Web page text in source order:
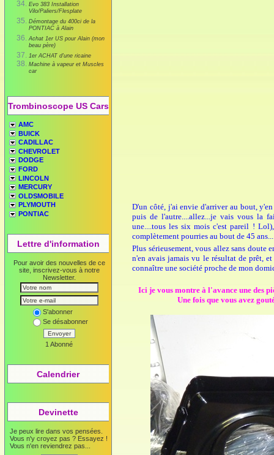
Evo 383 Installation
Vilo/Paliers/Flesplate
Démontage du 400ci de la
PONTIAC à Alain
Achat 1er US pour Alain (mon
beau père)
1er ACHAT d'une ricaine
Machine à vapeur et Muscles
car
Trombinoscope US Cars
AMC
BUICK
CADILLAC
CHEVROLET
DODGE
FORD
LINCOLN
MERCURY
OLDSMOBILE
PLYMOUTH
PONTIAC
Lettre d'information
Pour avoir des nouvelles de ce
site, inscrivez-vous à notre
Newsletter.
S'abonner
Se désabonner
Envoyer
1 Abonné
Calendrier
Devinette
Je peux lire dans vos pensées.
Vous n'y croyez pas ? Essayez !
Vous n'en reviendrez pas...
D'un côté, j'ai envie d'arriver au bout,
puis de l'autre....allez...je vais vous la
une....tous les six mois c'est pareil !
complètement pourries au bout de 45
Plus sérieusement, vous allez sans doute
n'en avais jamais vu le résultat de prêt,
connaître une société proche de mon
Ici je vous montre à l'avance une des
Une fois que vous avez